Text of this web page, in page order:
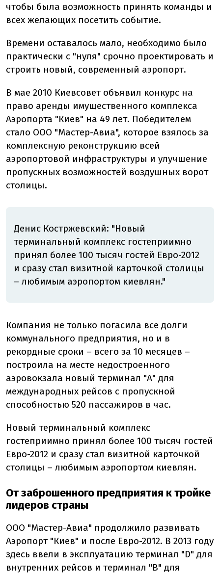
чтобы была возможность принять команды и
всех желающих посетить событие.
Времени оставалось мало, необходимо было
практически с "нуля" срочно проектировать и
строить новый, современный аэропорт.
В мае 2010 Киевсовет объявил конкурс на
право аренды имущественного комплекса
Аэропорта "Киев" на 49 лет. Победителем
стало ООО "Мастер-Авиа", которое взялось за
комплексную реконструкцию всей
аэропортовой инфраструктуры и улучшение
пропускных возможностей воздушных ворот
столицы.
Денис Костржевский: "Новый
терминальный комплекс гостеприимно
принял более 100 тысяч гостей Евро-2012
и сразу стал визитной карточкой столицы
– любимым аэропортом киевлян."
Компания не только погасила все долги
коммунального предприятия, но и в
рекордные сроки – всего за 10 месяцев –
построила на месте недостроенного
аэровокзала новый терминал "А" для
международных рейсов с пропускной
способностью 520 пассажиров в час.
Новый терминальный комплекс
гостеприимно принял более 100 тысяч гостей
Евро-2012 и сразу стал визитной карточкой
столицы – любимым аэропортом киевлян.
От заброшенного предприятия к тройке
лидеров страны
ООО "Мастер-Авиа" продолжило развивать
Аэропорт "Киев" и после Евро-2012. В 2013 году
здесь ввели в эксплуатацию терминал "D" для
внутренних рейсов и терминал "B" для